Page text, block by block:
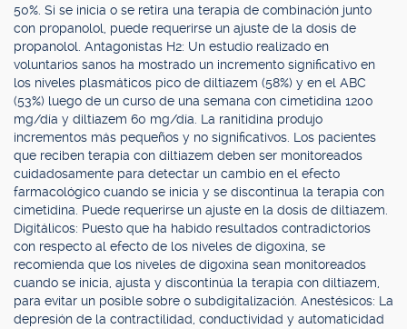
50%. Si se inicia o se retira una terapia de combinación junto
con propanolol, puede requerirse un ajuste de la dosis de
propanolol. Antagonistas H2: Un estudio realizado en
voluntarios sanos ha mostrado un incremento significativo en
los niveles plasmáticos pico de diltiazem (58%) y en el ABC
(53%) luego de un curso de una semana con cimetidina 1200
mg/día y diltiazem 60 mg/día. La ranitidina produjo
incrementos más pequeños y no significativos. Los pacientes
que reciben terapia con diltiazem deben ser monitoreados
cuidadosamente para detectar un cambio en el efecto
farmacológico cuando se inicia y se discontinua la terapia con
cimetidina. Puede requerirse un ajuste en la dosis de diltiazem.
Digitálicos: Puesto que ha habido resultados contradictorios
con respecto al efecto de los niveles de digoxina, se
recomienda que los niveles de digoxina sean monitoreados
cuando se inicia, ajusta y discontinúa la terapia con diltiazem,
para evitar un posible sobre o subdigitalización. Anestésicos: La
depresión de la contractilidad, conductividad y automaticidad